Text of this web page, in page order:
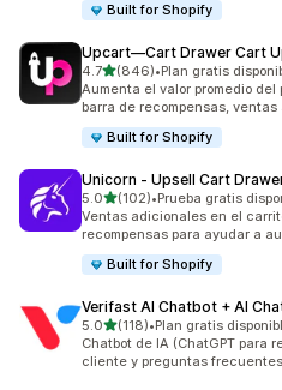
Built for Shopify
Upcart—Cart Drawer Cart
4.7de 5 estrellas
(846)
846 reseñas en total
•Plan gratis
Aumenta el valor promedio
barra de recompensas,
Built for Shopify
Unicorn ‑ Upsell Cart
5.0de 5 estrellas
(102)
102 reseñas en total
•Prueba gratis
Ventas adicionales en el
recompensas para ayudar a
Built for Shopify
Verifast AI Chatbot + AI
5.0de 5 estrellas
(118)
118 reseñas en total
•Plan gratis
Chatbot de IA (ChatGPT para
cliente y preguntas frecuentes